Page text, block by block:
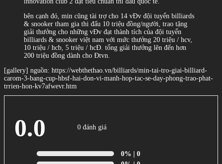
bên cạnh đó, min cũng tài trợ cho 14 vĐv đội tuyển billiards
& snooker tham gia thi đấu 10 triệu đồng/người, trao tặng
giải thưởng cho những vĐv đạt thành tích của đội tuyển
billiards & snooker việt nam với mức thưởng 20 triệu / hcv,
10 triệu / hcb, 5 triệu / hcĐ. tổng giải thưởng lên đến hơn
200 triệu đồng dành cho Đtvn.
[gallery] nguồn: https://webthethao.vn/billiards/min-tai-tro-giai-billiard-
carom-3-bang-cup-hbsf-hai-don-vi-manh-hop-tac-se-day-phong-trao-phat-
trrien-hon-kv7afwevr.htm
0.0 0 đánh giá
0% | 0